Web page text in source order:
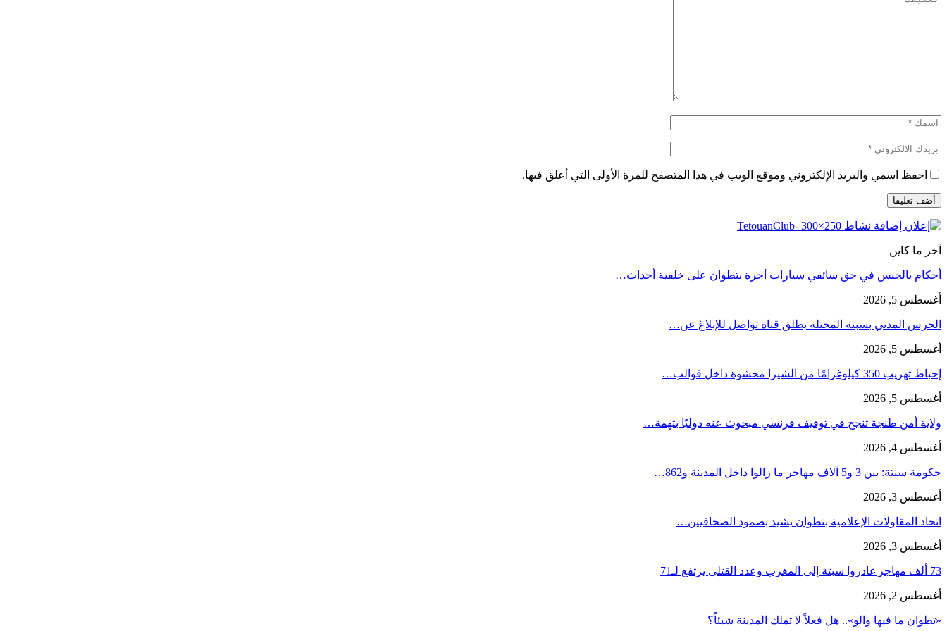
احفظ اسمي والبريد الإلكتروني وموقع الويب في هذا المتصفح للمرة الأولى التي أعلق فيها.
آخر ما كاين
أحكام بالحبس في حق سائقي سيارات أجرة بتطوان على خلفية أحداث…
أغسطس 5, 2026
الحرس المدني بسبتة المحتلة يطلق قناة تواصل للإبلاغ عن…
أغسطس 5, 2026
إحباط تهريب 350 كيلوغرامًا من الشيرا محشوة داخل قوالب…
أغسطس 5, 2026
ولاية أمن طنجة تنجح في توقيف فرنسي مبحوث عنه دوليًا بتهمة…
أغسطس 4, 2026
حكومة سبتة: بين 3 و5 آلاف مهاجر ما زالوا داخل المدينة و862…
أغسطس 3, 2026
اتحاد المقاولات الإعلامية بتطوان يشيد بصمود الصحافيين…
أغسطس 3, 2026
73 ألف مهاجر غادروا سبتة إلى المغرب وعدد القتلى يرتفع لـ71
أغسطس 2, 2026
«تطوان ما فيها والو».. هل فعلاً لا تملك المدينة شيئاً؟